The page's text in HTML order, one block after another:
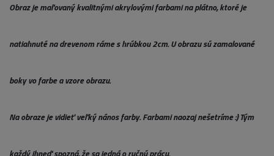
Obraz je maľovaný kvalitnými akrylovými farbami na plátno, ktoré je
natiahnuté na drevenom ráme s hrúbkou 2cm. U obrazu sú zamalované
boky vo farbe a vzore obrazu.
Na obraze je vidieť veľký nános farby. Farbami naozaj nešetríme :) Tým
každý ihneď spozná, že sa jedná o ručnú prácu.